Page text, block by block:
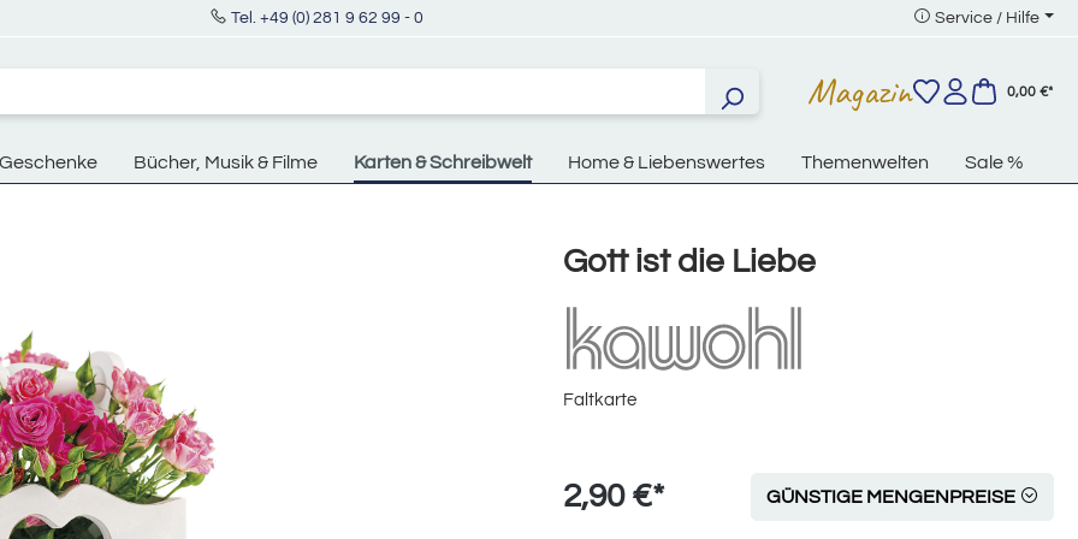
Tel. +49 (0) 281 9 62 99 - 0 Service / Hilfe
Magazin 0,00 €*
Geschenke Bücher, Musik & Filme Karten & Schreibwelt Home & Liebenswertes Themenwelten Sale %
Gott ist die Liebe
Faltkarte
2,90 €* GÜNSTIGE MENGENPREISE